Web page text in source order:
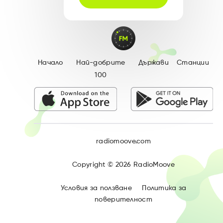
Начало
Най-добрите
100
Държави Станции
radiomoove.com
Copyright © 2026 RadioMoove
Условия за ползване
Политика за
поверителност